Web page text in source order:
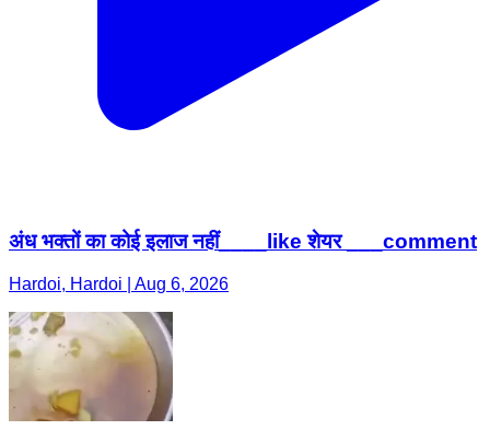
अंध भक्तों का कोई इलाज नहीं____like शेयर ___comment
Hardoi, Hardoi | Aug 6, 2026